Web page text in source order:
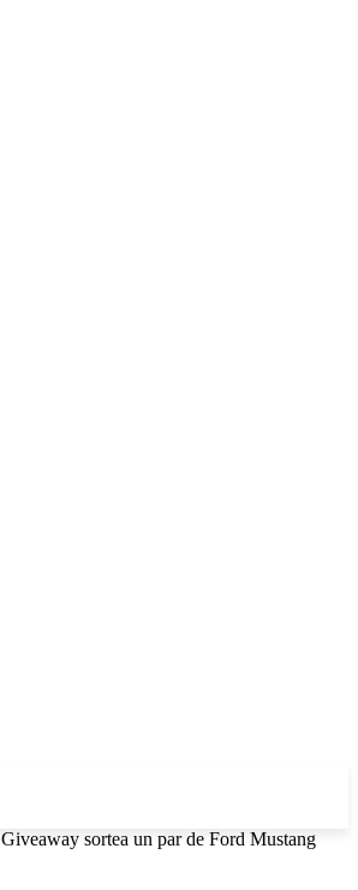
sortea un par de Ford Mustang